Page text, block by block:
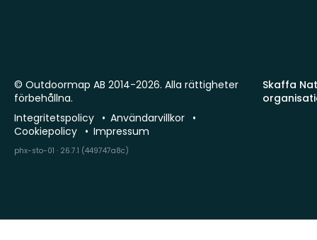
Skaffa
© Outdoormap AB 2014-2026. Alla rättigheter
förbehållna.
Integritetspolicy
Användarvillkor
Cookiepolicy
Impressum
phx-sto-01 · 26.7.1 (449747a8c)